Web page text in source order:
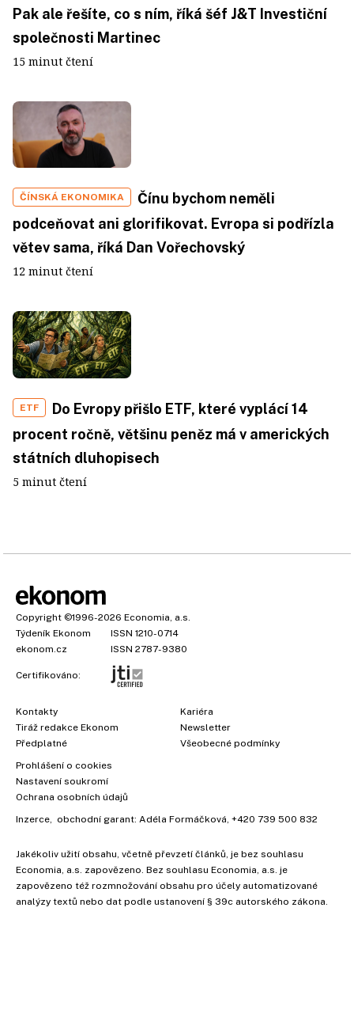
Pak ale řešíte, co s ním, říká šéf J&T Investiční
společnosti Martinec
15 minut čtení
ČÍNSKÁ EKONOMIKA
Čínu bychom neměli
podceňovat ani glorifikovat. Evropa si podřízla
větev sama, říká Dan Vořechovský
12 minut čtení
ETF
Do Evropy přišlo ETF, které vyplácí 14
procent ročně, většinu peněz má v amerických
státních dluhopisech
5 minut čtení
Copyright ©1996-2026 Economia, a.s.
Týdeník Ekonom
ISSN 1210-0714
ekonom.cz
ISSN 2787-9380
Certifikováno:
Kontakty
Tiráž redakce Ekonom
Předplatné
Kariéra
Newsletter
Všeobecné podmínky
Prohlášení o cookies
Nastavení soukromí
Ochrana osobních údajů
Inzerce , obchodní garant: Adéla Formáčková +420 739 500 832
Jakékoliv užití obsahu, včetně převzetí článků, je bez souhlasu
Economia, a.s. zapovězeno. Bez souhlasu Economia, a.s. je
zapovězeno též rozmnožování obsahu pro účely automatizované
analýzy textů nebo dat podle ustanovení § 39c autorského zákona.